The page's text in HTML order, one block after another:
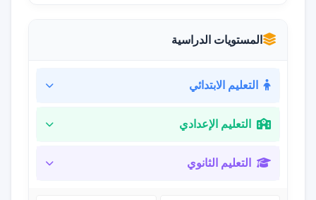
المستويات الدراسية
التعليم الابتدائي
التعليم الإعدادي
التعليم الثانوي